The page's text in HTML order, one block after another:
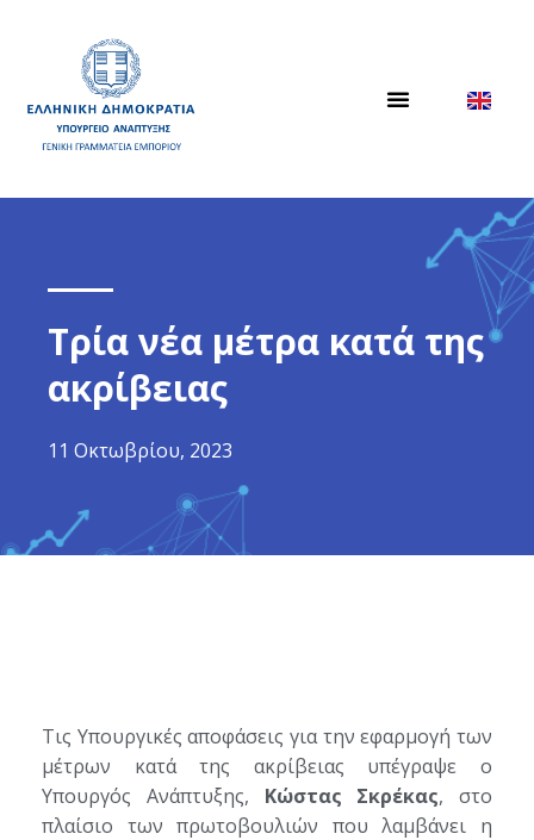
Τρία νέα μέτρα κατά της
ακρίβειας
11 Οκτωβρίου, 2023
Τις Υπουργικές αποφάσεις για την εφαρμογή των
μέτρων κατά της ακρίβειας υπέγραψε ο
Υπουργός Ανάπτυξης, Κώστας Σκρέκας, στο
πλαίσιο των πρωτοβουλιών που λαμβάνει η